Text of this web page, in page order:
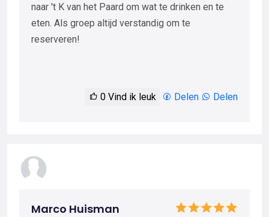
naar 't K van het Paard om wat te drinken en te
eten. Als groep altijd verstandig om te
reserveren!
0 Vind ik leuk Delen Delen
Marco Huisman